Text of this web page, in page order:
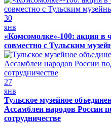
30
янв
«Комсомолке»-100: акция в
совместно с Тульским
27
янв
Тульское музейное
Ассамблеи народов России
сотрудничестве